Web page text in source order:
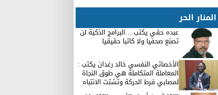
المنار الحر
عبده حقي يكتب …البرامج الذكية لن
تصنع صحفيا ولا كاتبا حقيقيا
الأخصائي النفسي خالد رغدان يكتب :
المعاملة المتكاملة هي طوق النجاة
لمصابي فرط الحركة وتشتت الانتباه